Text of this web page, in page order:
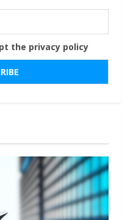
the privacy policy